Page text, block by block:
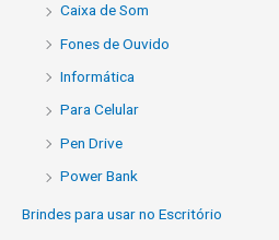
Caixa de Som
Fones de Ouvido
Informática
Para Celular
Pen Drive
Power Bank
Brindes para usar no Escritório